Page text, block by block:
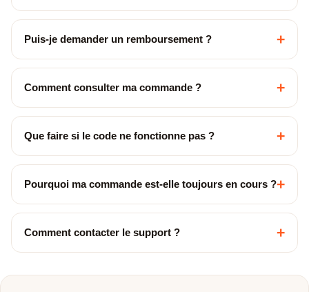
Puis-je demander un remboursement ? +
Comment consulter ma commande ? +
Que faire si le code ne fonctionne pas ? +
Pourquoi ma commande est-elle toujours en cours ?+
Comment contacter le support ? +